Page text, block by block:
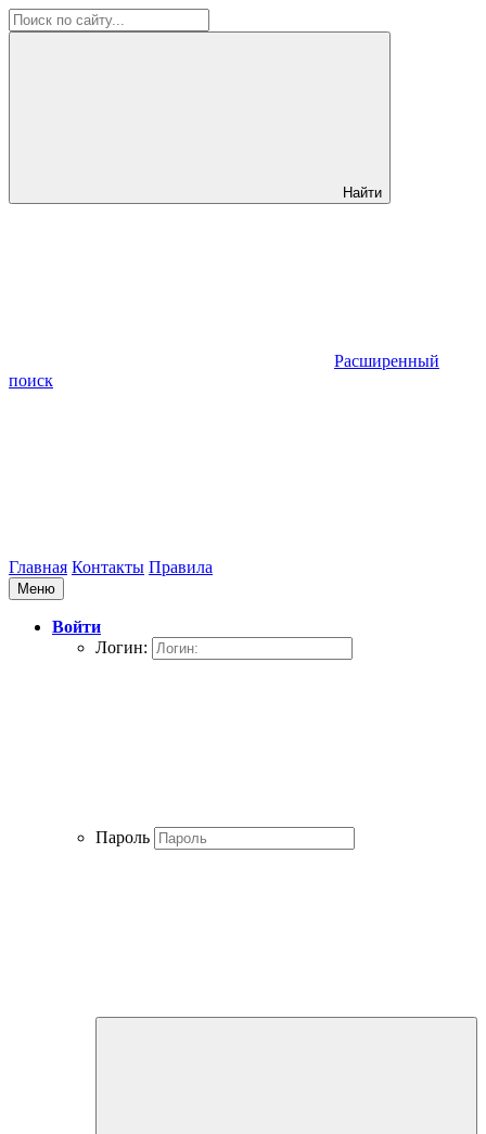
Найти
Расширенный
поиск
Главная Контакты Правила
Меню
Войти
Логин:
Пароль